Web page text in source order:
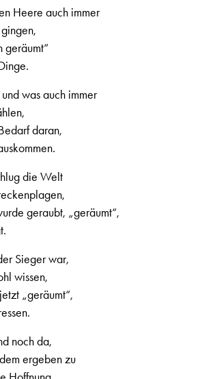
Heere auch immer
geräumt“
was auch immer
daran,
die Welt
geraubt, „geräumt“,
Sieger war,
wissen,
„geräumt“,
noch da,
ergeben zu